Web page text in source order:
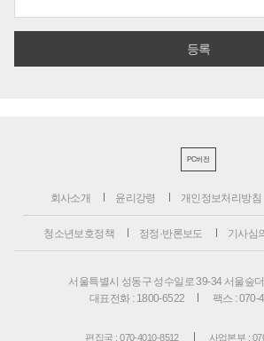
PC버전
회사소개 윤리강령 개인정보처리방침
청소년보호정책 정정·반론보도 기사심
서울특별시 성동구 성수일로 39-34 서울숲
대표전화 : 1800-6522
팩스 : 070-
편집국 : 070-4010-8512 사업본부 :